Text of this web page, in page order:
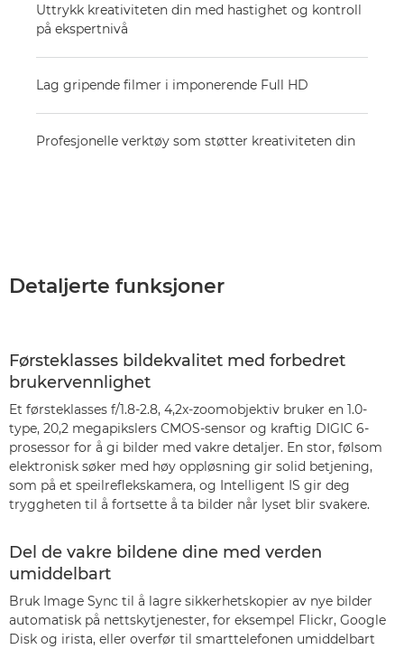
Uttrykk kreativiteten din med hastighet og kontroll
på ekspertnivå
Lag gripende filmer i imponerende Full HD
Profesjonelle verktøy som støtter kreativiteten din
Detaljerte funksjoner
Førsteklasses bildekvalitet med forbedret
brukervennlighet
Et førsteklasses f/1.8-2.8, 4,2x-zoomobjektiv bruker en 1.0-
type, 20,2 megapikslers CMOS-sensor og kraftig DIGIC 6-
prosessor for å gi bilder med vakre detaljer. En stor, følsom
elektronisk søker med høy oppløsning gir solid betjening,
som på et speilreflekskamera, og Intelligent IS gir deg
tryggheten til å fortsette å ta bilder når lyset blir svakere.
Del de vakre bildene dine med verden
umiddelbart
Bruk Image Sync til å lagre sikkerhetskopier av nye bilder
automatisk på nettskytjenester, for eksempel Flickr, Google
Disk og irista, eller overfør til smarttelefonen umiddelbart